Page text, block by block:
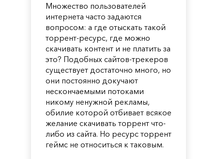
Множество пользователей
интернета часто задаются
вопросом: а где отыскать такой
торрент-ресурс, где можно
скачивать контент и не платить за
это? Подобных сайтов-трекеров
существует достаточно много, но
они постоянно докучают
нескончаемыми потоками
никому ненужной рекламы,
обилие которой отбивает всякое
желание скачивать торрент что-
либо из сайта. Но ресурс торрент
геймс не относиться к таковым.